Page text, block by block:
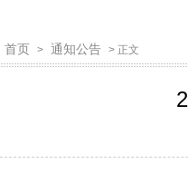
首页 > 通知公告 > 正文